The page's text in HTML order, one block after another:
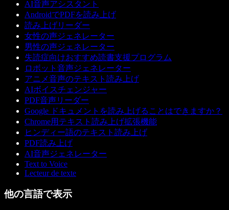
AI音声アシスタント
AndroidでPDFを読み上げ
読み上げリーダー
女性の声ジェネレーター
男性の声ジェネレーター
失読症向けおすすめ読書支援プログラム
ロボット音声ジェネレーター
アニメ音声のテキスト読み上げ
AIボイスチェンジャー
PDF音声リーダー
Google ドキュメントを読み上げることはできますか？
Chrome用テキスト読み上げ拡張機能
ヒンディー語のテキスト読み上げ
PDF読み上げ
AI音声ジェネレーター
Text to Voice
Lecteur de texte
他の言語で表示